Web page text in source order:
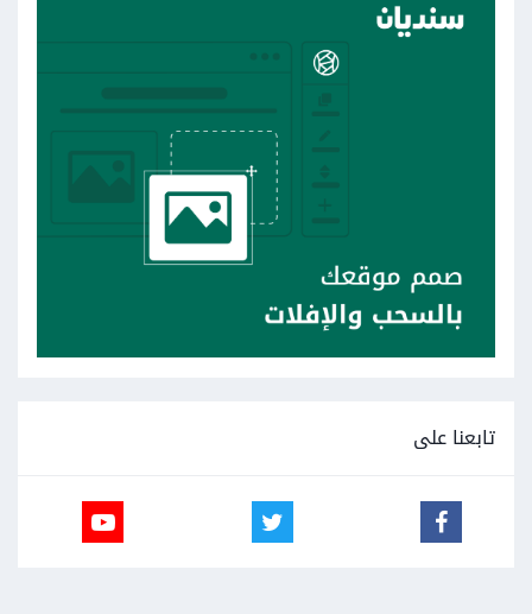
تابعنا على